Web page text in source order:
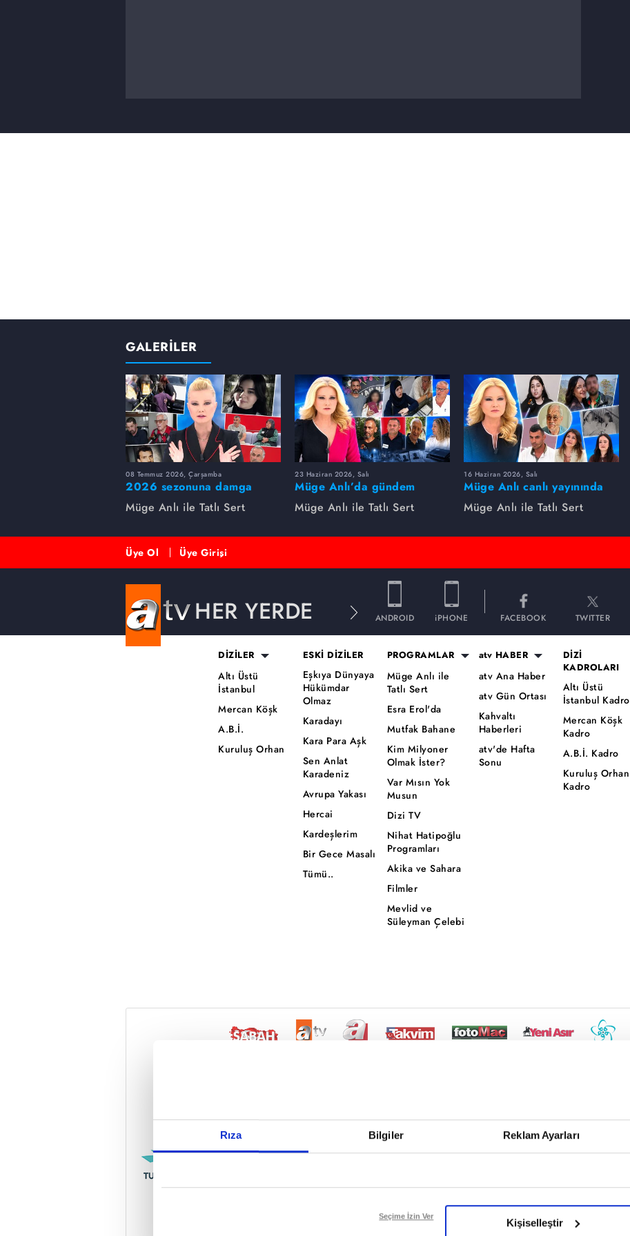
Rıza Bilgiler Reklam Ayarları
Reddet
Seçime İzin Ver
Kişiselleştir
GALERİLER
08 Temmuz 2026, Çarşamba
2026 sezonuna damga
vuran 5 Müge Anlı
dosyası...
Müge Anlı ile Tatlı Sert
23 Haziran 2026, Salı
Müge Anlı’da gündem
sarsıldı! Kayıp dosyaları ve
aile ihanetleri herkesi şoke
Müge Anlı ile Tatlı Sert
16 Haziran 2026, Salı
Müge Anlı canlı yayınında
dikkat çeken gelişmeler
yaşandı. Kayıp,
Müge Anlı ile Tatlı Sert
Üye Ol Üye Girişi
HER YERDE ANDROID iPHONE FACEBOOK TWITTER
DİZİLER
Altı Üstü
İstanbul
Mercan Köşk
A.B.İ.
Kuruluş Orhan
ESKİ DİZİLER
Eşkıya Dünyaya
Hükümdar
Olmaz
Karadayı
Kara Para Aşk
Sen Anlat
Karadeniz
Avrupa Yakası
Hercai
Kardeşlerim
Bir Gece Masalı
Tümü..
PROGRAMLAR
Müge Anlı ile
Tatlı Sert
Esra Erol'da
Mutfak Bahane
Kim Milyoner
Olmak İster?
Var Mısın Yok
Musun
Dizi TV
Nihat Hatipoğlu
Programları
Akika ve Sahara
Filmler
Mevlid ve
Süleyman Çelebi
atv HABER
atv Ana Haber
atv Gün Ortası
Kahvaltı
Haberleri
atv'de Hafta
Sonu
DİZİ
KADROLARI
Altı Üstü
İstanbul Kadro
Mercan Köşk
Kadro
A.B.İ. Kadro
Kuruluş Orhan
Kadro